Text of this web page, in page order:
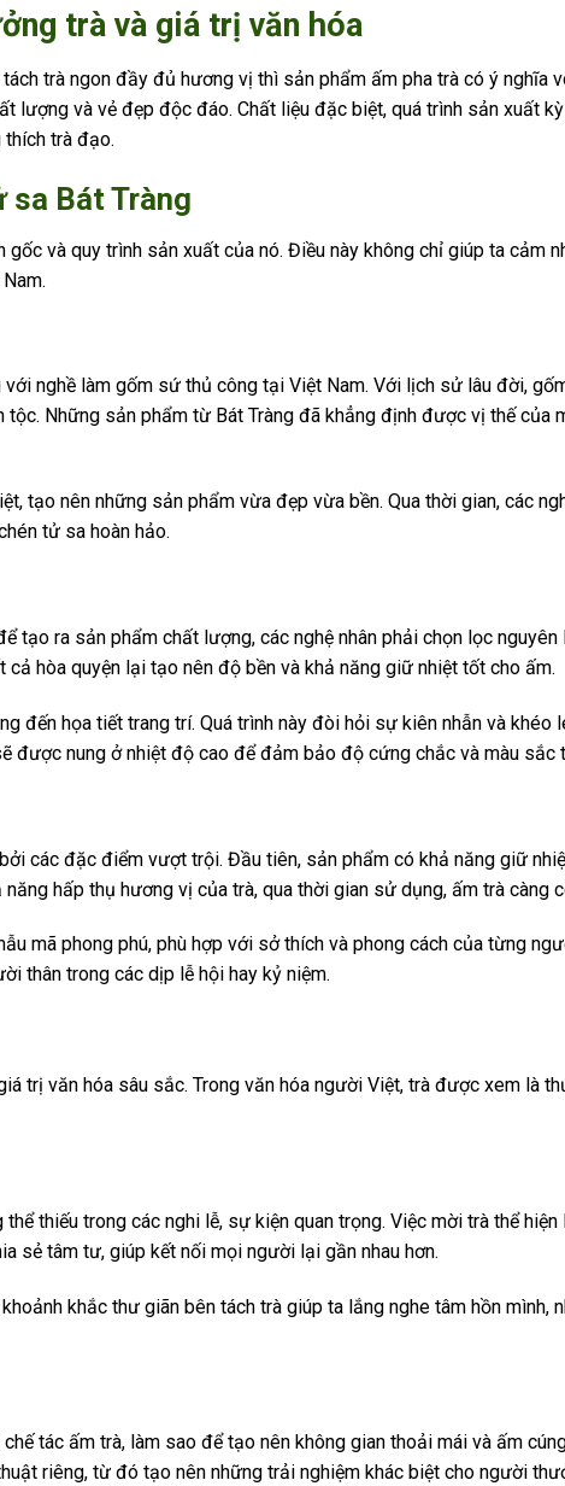
trà và giá trị văn hóa
trà ngon đầy đủ hương vị thì sản phẩm ấm pha trà có ý nghĩa
lượng và vẻ đẹp độc đáo. Chất liệu đặc biệt, quá trình sản xuất
thích trà đạo.
sa Bát Tràng
và quy trình sản xuất của nó. Điều này không chỉ giúp ta cảm
nghề làm gốm sứ thủ công tại Việt Nam. Với lịch sử lâu đời,
Những sản phẩm từ Bát Tràng đã khẳng định được vị thế của
tạo nên những sản phẩm vừa đẹp vừa bền. Qua thời gian, các
tử sa hoàn hảo.
tạo ra sản phẩm chất lượng, các nghệ nhân phải chọn lọc
hòa quyện lại tạo nên độ bền và khả năng giữ nhiệt tốt cho ấm.
đến họa tiết trang trí. Quá trình này đòi hỏi sự kiên nhẫn và
được nung ở nhiệt độ cao để đảm bảo độ cứng chắc và màu sắc
các đặc điểm vượt trội. Đầu tiên, sản phẩm có khả năng giữ
hấp thụ hương vị của trà, qua thời gian sử dụng, ấm trà càng
mã phong phú, phù hợp với sở thích và phong cách của từng
thân trong các dịp lễ hội hay kỷ niệm.
trị văn hóa sâu sắc. Trong văn hóa người Việt, trà được xem là
thiếu trong các nghi lễ, sự kiện quan trọng. Việc mời trà thể
sẻ tâm tư, giúp kết nối mọi người lại gần nhau hơn.
khắc thư giãn bên tách trà giúp ta lắng nghe tâm hồn mình,
tác ấm trà, làm sao để tạo nên không gian thoải mái và ấm
riêng, từ đó tạo nên những trải nghiệm khác biệt cho người